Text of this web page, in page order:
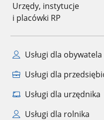
Urzędy, instytucje
i placówki RP
Usługi dla obywatela
Usługi dla
Usługi dla urzędnika
Usługi dla rolnika